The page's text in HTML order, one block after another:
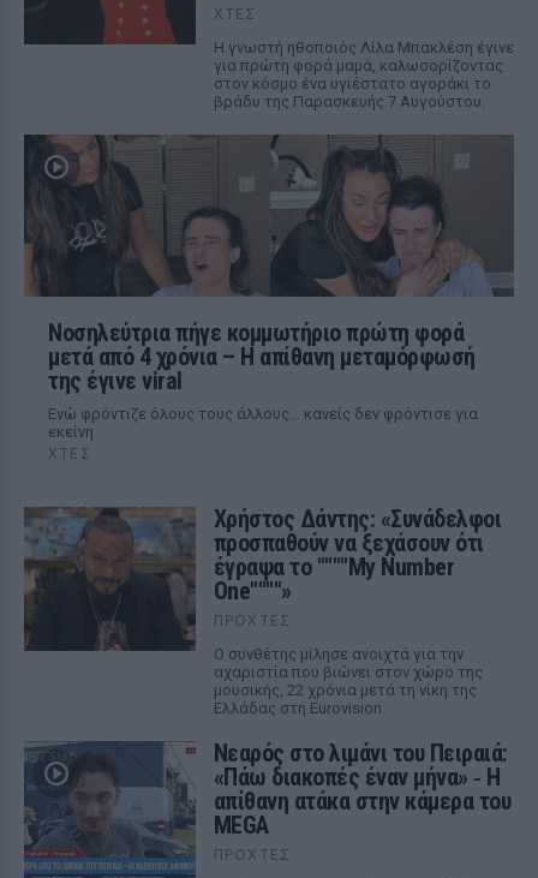
ΧΤΕΣ
Η γνωστή ηθοποιός Λίλα Μπακλέση έγινε
για πρώτη φορά μαμά, καλωσορίζοντας
στον κόσμο ένα υγιέστατο αγοράκι το
βράδυ της Παρασκευής 7 Αυγούστου.
Νοσηλεύτρια πήγε κομμωτήριο πρώτη φορά
μετά από 4 χρόνια – Η απίθανη μεταμόρφωσή
της έγινε viral
Ενώ φρόντιζε όλους τους άλλους... κανείς δεν φρόντισε για
εκείνη
ΧΤΕΣ
Χρήστος Δάντης: «Συνάδελφοι
προσπαθούν να ξεχάσουν ότι
έγραψα το """"My Number
One""""»
ΠΡΟΧΤΈΣ
Ο συνθέτης μίλησε ανοιχτά για την
αχαριστία που βιώνει στον χώρο της
μουσικής, 22 χρόνια μετά τη νίκη της
Ελλάδας στη Eurovision.
Νεαρός στο λιμάνι του Πειραιά:
«Πάω διακοπές έναν μήνα» ‑ Η
απίθανη ατάκα στην κάμερα του
MEGA
ΠΡΟΧΤΈΣ